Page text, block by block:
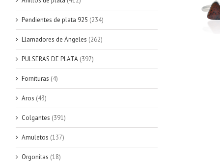
Pendientes de plata 925 (234)
Llamadores de Ángeles (262)
PULSERAS DE PLATA (397)
Fornituras (4)
Aros (43)
Colgantes (391)
Amuletos (137)
Orgonitas (18)